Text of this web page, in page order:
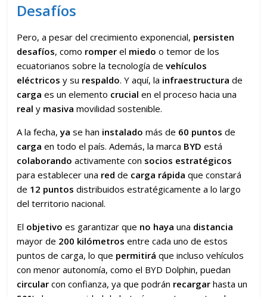
Desafíos
Pero, a pesar del crecimiento exponencial, persisten
desafíos, como romper el miedo o temor de los
ecuatorianos sobre la tecnología devehículos
eléctricos y su respaldo. Y aquí, la infraestructura de
carga es un elemento crucial en el proceso hacia una
real y masiva movilidad sostenible.
A la fecha,ya se han instalado más de 60 puntos de
carga en todo el país. Además, la marca BYD está
colaborando activamente con socios estratégicos
para establecer una red de carga rápida que constará
de 12 puntos distribuidos estratégicamente a lo largo
del territorio nacional.
El objetivo es garantizar que no haya una distancia
mayor de 200 kilómetros entre cada uno de estos
puntos de carga, lo que permitirá que incluso vehículos
con menor autonomía, como el BYD Dolphin, puedan
circular con confianza, ya que podrán recargar hasta un